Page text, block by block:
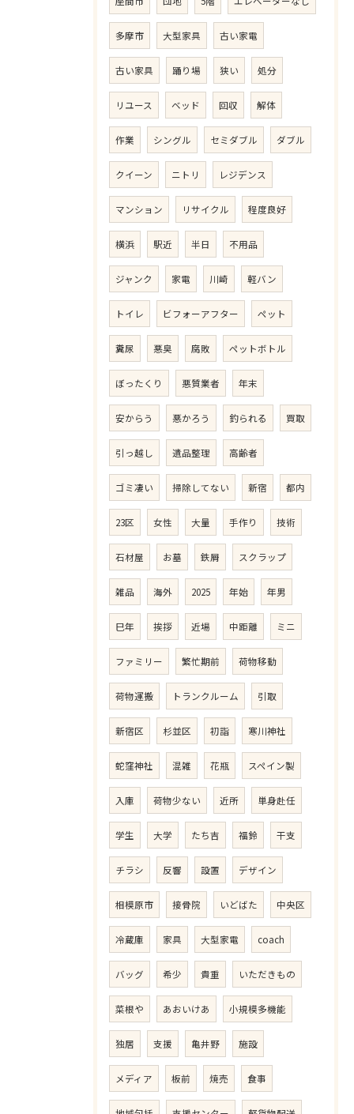
多摩市 大型家具 古い家電
古い家具 踊り場 狭い 処分
リユース ベッド 回収 解体
作業 シングル セミダブル ダブル
クイーン ニトリ レジデンス
マンション リサイクル 程度良好
横浜 駅近 半日 不用品
ジャンク 家電 川崎 軽バン
トイレ ビフォーアフター ペット
糞尿 悪臭 腐敗 ペットボトル
ぼったくり 悪質業者 年末
安からう 悪かろう 釣られる 買取
引っ越し 遺品整理 高齢者
ゴミ凄い 掃除してない 新宿 都内
23区 女性 大量 手作り 技術
石材屋 お墓 鉄屑 スクラップ
雑品 海外 2025 年始 年男
巳年 挨拶 近場 中距離 ミニ
ファミリー 繁忙期前 荷物移動
荷物運搬 トランクルーム 引取
新宿区 杉並区 初詣 寒川神社
蛇窪神社 混雑 花瓶 スペイン製
入庫 荷物少ない 近所 単身赴任
学生 大学 たち吉 福鈴 干支
チラシ 反響 設置 デザイン
相模原市 接骨院 いどばた 中央区
冷蔵庫 家具 大型家電 coach
バッグ 希少 貴重 いただきもの
菜根や あおいけあ 小規模多機能
独居 支援 亀井野 施設
メディア 板前 焼売 食事